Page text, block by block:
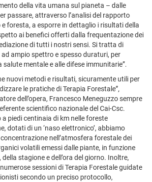
della vita umana sul pianeta – dalle
passare, attraverso l’analisi del rapporto
foresta, a esporre in dettaglio i risultati della
ai benefici offerti dalla frequentazione dei
di tutti i nostri sensi. Si tratta di
ampio spettro e spesso duraturi, per
mentale e alle difese immunitarie”.
nuovi metodi e risultati, sicuramente utili per
le pratiche di Terapia Forestale”,
dell’opera, Francesco Meneguzzo sempre
scientifico nazionale del Cai-Csc.
a piedi centinaia di km nelle foreste
dotati di un ‘naso elettronico’, abbiamo
nell’atmosfera forestale dei
volatili emessi dalle piante, in funzione
stagione e dell’ora del giorno. Inoltre,
sessioni di Terapia Forestale guidate
secondo un preciso protocollo,